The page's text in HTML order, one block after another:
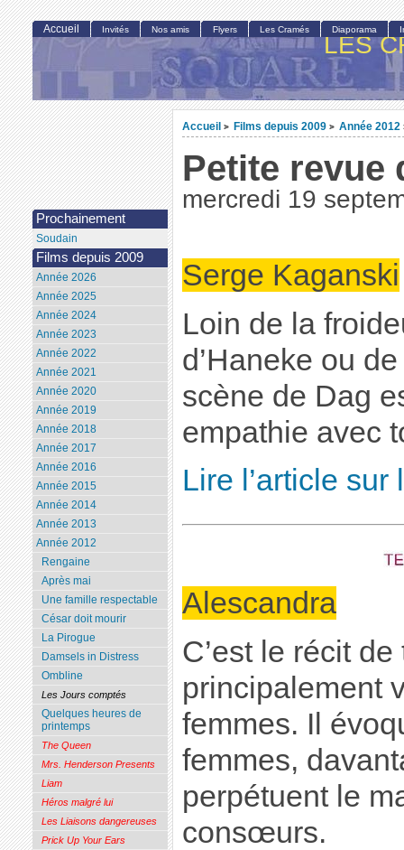
LES
Accueil > Films depuis 2009 > Année 2012
Petite revue
mercredi 19
Serge Kaganski
Loin de la
d’Haneke ou
scène de Dag
empathie avec
Lire l’article
Alescandra
C’est le récit
principalement
femmes. Il
femmes,
perpétuent le
consœurs.
Accueil Invités Nos amis Flyers Les Cramés Diaporama
Prochainement
Soudain
Films depuis 2009
Année 2026
Année 2025
Année 2024
Année 2023
Année 2022
Année 2021
Année 2020
Année 2019
Année 2018
Année 2017
Année 2016
Année 2015
Année 2014
Année 2013
Année 2012
Rengaine
Après mai
Une famille respectable
César doit mourir
La Pirogue
Damsels in Distress
Ombline
Les Jours comptés
Quelques heures de
printemps
The Queen
Mrs. Henderson Presents
Liam
Héros malgré lui
Les Liaisons dangereuses
Prick Up Your Ears